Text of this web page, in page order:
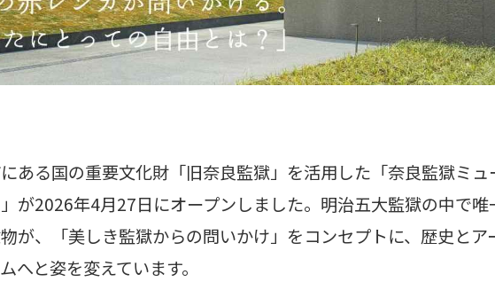
ある国の重要文化財「旧奈良監獄」を活用した「奈良監獄ミ
が2026年4月27日にオープンしました。明治五大監獄の中で
が、「美しき監獄からの問いかけ」をコンセプトに、歴史と
へと姿を変えています。